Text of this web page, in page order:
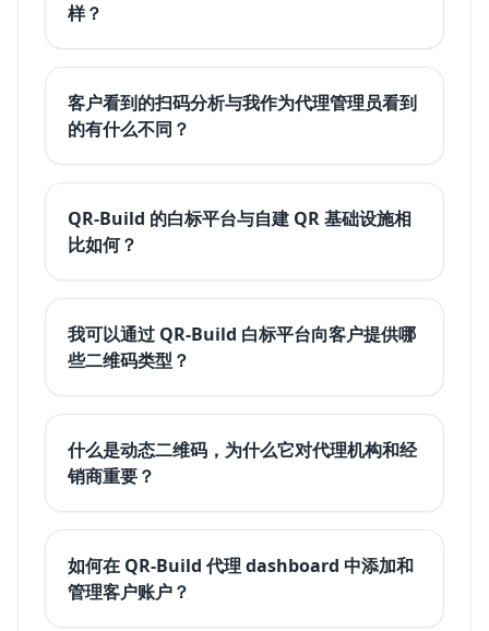
样？
客户看到的扫码分析与我作为代理管理员看到
的有什么不同？
QR-Build 的白标平台与自建 QR 基础设施相
比如何？
我可以通过 QR-Build 白标平台向客户提供哪
些二维码类型？
什么是动态二维码，为什么它对代理机构和经
销商重要？
如何在 QR-Build 代理 dashboard 中添加和
管理客户账户？